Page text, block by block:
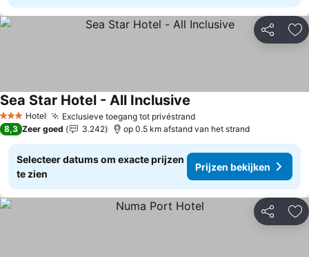
Delen
3 SterrenHotel Exclusieve toegang tot privéstrandPrijzen bekijken
Sea Star Hotel - All Inclusive
8,3 Zeer goed 3.242 op 0.5 km afstand van het strand
Selecteer datums om exacte prijzen
te zien
Prijzen bekijken
Delen